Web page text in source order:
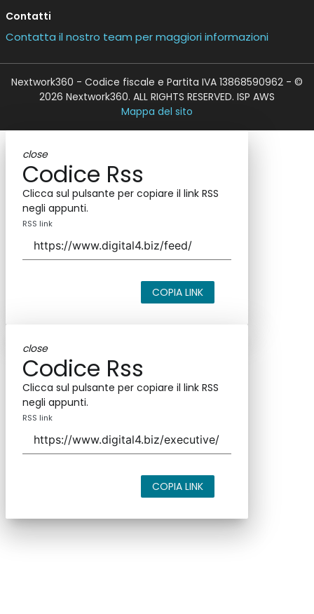
Contatti
Contatta il nostro team per maggiori informazioni
Nextwork360 - Codice fiscale e Partita IVA 13868590962 - ©
2026 Nextwork360. ALL RIGHTS RESERVED. ISP AWS
Mappa del sito
close
Codice Rss
Clicca sul pulsante per copiare il link RSS
negli appunti.
RSS link
COPIA LINK
close
Codice Rss
Clicca sul pulsante per copiare il link RSS
negli appunti.
RSS link
COPIA LINK